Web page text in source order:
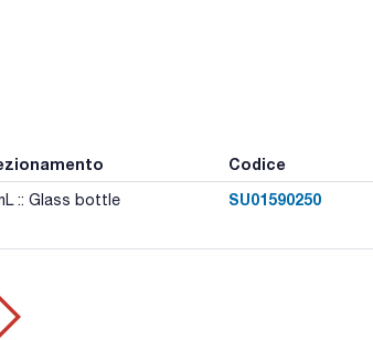
Codice
:: Glass bottle SU01590250